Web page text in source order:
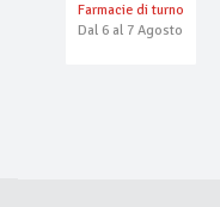
Farmacie di turno
Dal 6 al 7 Agosto